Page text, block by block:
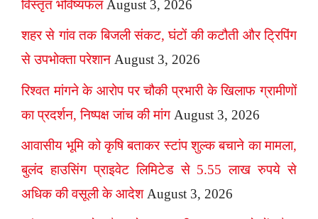
विस्तृत भविष्यफल August 3, 2026
शहर से गांव तक बिजली संकट, घंटों की कटौती और ट्रिपिंग
से उपभोक्ता परेशान August 3, 2026
रिश्वत मांगने के आरोप पर चौकी प्रभारी के खिलाफ ग्रामीणों
का प्रदर्शन, निष्पक्ष जांच की मांग August 3, 2026
आवासीय भूमि को कृषि बताकर स्टांप शुल्क बचाने का मामला,
बुलंद हाउसिंग प्राइवेट लिमिटेड से 5.55 लाख रुपये से
अधिक की वसूली के आदेश August 3, 2026